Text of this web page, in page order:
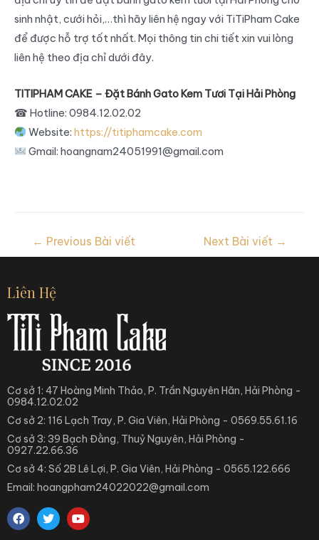
sinh nhật, cưới hỏi,…thì hãy liên hệ ngay với TiTiPham Cake
để được hỗ trợ tốt nhất. Mọi thông tin chi tiết xin vui lòng
liên hệ theo địa chỉ dưới đây.
TITIPHAM CAKE – Đặt Bánh Gato Kem Tươi Tại Hải Phòng
☎ Hotline: 0984.12.02.02
Website: https://titiphamcake.com
Gmail: hoangnam24051991@gmail.com
← Previous Bài viết Next Bài viết →
Liên Hệ
Cơ sở 1: 47 Hoàng Minh Thảo, P. Trần Nguyên Hãn, Hải Phòng -
0984.12.02.02
Cơ sở 2: 116 Lạch Tray, P. Gia Viên, Hải Phòng - 0569.55.61.16
Cơ sở 3: 39 Bạch Đằng, Thuỷ Nguyên, Hải Phòng -
0927.22.66.36
Cơ sở 4: Số 2B Lê Lợi, P. Gia Viên, Hải Phòng - 0565.122.666
Email: hoangpham24022022@gmail.com